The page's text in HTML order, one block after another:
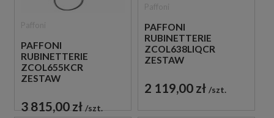
PAFFONI
RUBINETTERIE
ZCOL655KCR
ZESTAW
TERMOSTATYCZNY
ŚCIENNY CHROM
3 815,00 zł szt.
PAFFONI
RUBINETTERIE
ZCOL638LIQCR
ZESTAW
TERMOSTATYCZNY
ŚCIENNY CHROM
2 119,00 zł szt.